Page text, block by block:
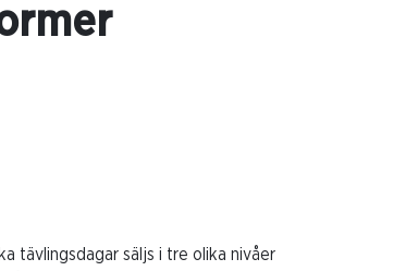
tävlingsdagar säljs i tre olika nivåer